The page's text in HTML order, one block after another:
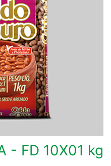
- FD 10X01 kg